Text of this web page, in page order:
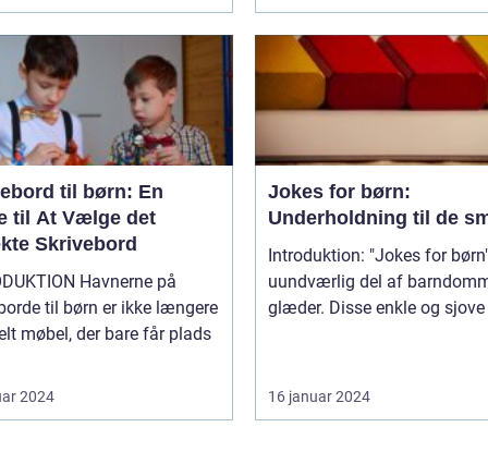
til børn: En
til At Vælge det
Skrivebord
Havnerne på
til børn er ikke længere
møbel, der bare får plads
2024
Jokes for børn:
Underholdning til de
Introduktion: "Jokes for
uundværlig del af
glæder. Disse enkle og
16 januar 2024